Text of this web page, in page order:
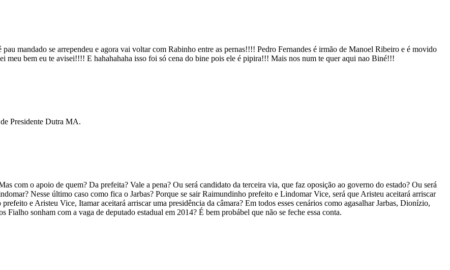
mandado se arrependeu e agora vai voltar com Rabinho entre as pernas!!!! Pedro Fernandes é irmão de Manoel Ribeiro e é movido
bem eu te avisei!!!! E hahahahaha isso foi só cena do bine pois ele é pipira!!! Mais nos num te quer aqui nao Biné!!!
Presidente Dutra MA.
com o apoio de quem? Da prefeita? Vale a pena? Ou será candidato da terceira via, que faz oposição ao governo do estado? Ou será
Nesse último caso como fica o Jarbas? Porque se sair Raimundinho prefeito e Lindomar Vice, será que Aristeu aceitará arriscar
e Aristeu Vice, Itamar aceitará arriscar uma presidência da câmara? Em todos esses cenários como agasalhar Jarbas, Dionízio,
Fialho sonham com a vaga de deputado estadual em 2014? É bem probábel que não se feche essa conta.